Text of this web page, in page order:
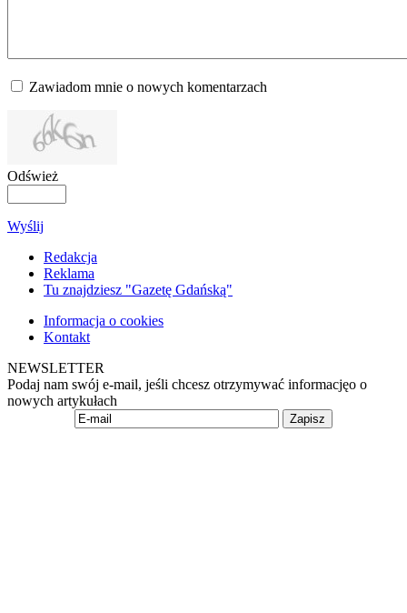
Zawiadom mnie o nowych komentarzach
Odśwież
Wyślij
Redakcja
Reklama
Tu znajdziesz "Gazetę Gdańską"
Informacja o cookies
Kontakt
NEWSLETTER
Podaj nam swój e-mail, jeśli chcesz otrzymywać informacjęo o
nowych artykułach
Zapisz